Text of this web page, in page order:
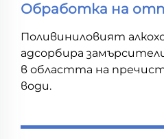
Обработка на
Поливиниловият
адсорбира
в областта на
води.